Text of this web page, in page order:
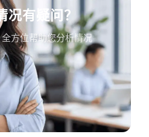
况有疑问？
方位帮助您分析情况